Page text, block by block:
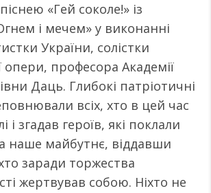
«Гей соколе!» із
і мечем» у виконанні
України, солістки
опери, професора Академії
Даць. Глибокі патріотичні
всіх, хто в цей час
і згадав героїв, які поклали
наше майбутнє, віддавши
заради торжества
жертвував собою. Ніхто не